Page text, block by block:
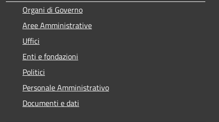
Organi di Governo
Aree Amministrative
Uffici
Enti e fondazioni
Politici
Personale Amministrativo
Documenti e dati